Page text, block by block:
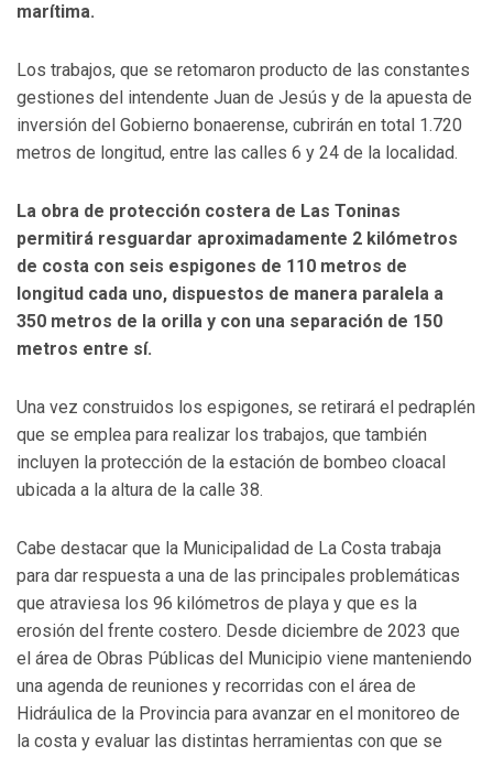
marítima.
Los trabajos, que se retomaron producto de las constantes
gestiones del intendente Juan de Jesús y de la apuesta de
inversión del Gobierno bonaerense, cubrirán en total 1.720
metros de longitud, entre las calles 6 y 24 de la localidad.
La obra de protección costera de Las Toninas
permitirá resguardar aproximadamente 2 kilómetros
de costa con seis espigones de 110 metros de
longitud cada uno, dispuestos de manera paralela a
350 metros de la orilla y con una separación de 150
metros entre sí.
Una vez construidos los espigones, se retirará el pedraplén
que se emplea para realizar los trabajos, que también
incluyen la protección de la estación de bombeo cloacal
ubicada a la altura de la calle 38.
Cabe destacar que la Municipalidad de La Costa trabaja
para dar respuesta a una de las principales problemáticas
que atraviesa los 96 kilómetros de playa y que es la
erosión del frente costero. Desde diciembre de 2023 que
el área de Obras Públicas del Municipio viene manteniendo
una agenda de reuniones y recorridas con el área de
Hidráulica de la Provincia para avanzar en el monitoreo de
la costa y evaluar las distintas herramientas con que se